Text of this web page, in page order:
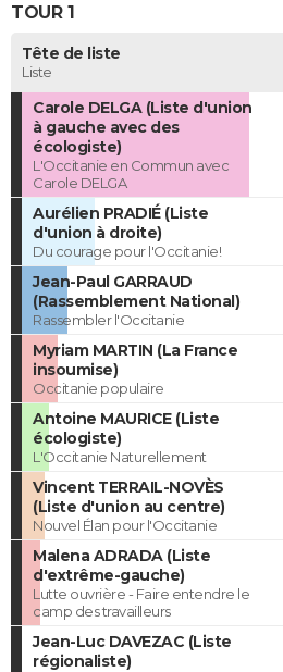
TOUR 1
Tête de liste
Liste
Carole DELGA (Liste d'union
à gauche avec des
écologiste)
L'Occitanie en Commun avec
Carole DELGA
Aurélien PRADIÉ (Liste
d'union à droite)
Du courage pour l'Occitanie!
Jean-Paul GARRAUD
(Rassemblement National)
Rassembler l'Occitanie
Myriam MARTIN (La France
insoumise)
Occitanie populaire
Antoine MAURICE (Liste
écologiste)
L'Occitanie Naturellement
Vincent TERRAIL-NOVÈS
(Liste d'union au centre)
Nouvel Élan pour l'Occitanie
Malena ADRADA (Liste
d'extrême-gauche)
Lutte ouvrière - Faire entendre le
camp des travailleurs
Jean-Luc DAVEZAC (Liste
régionaliste)